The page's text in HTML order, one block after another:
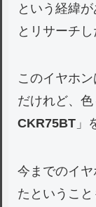
という経緯
とリサーチし
このイヤホ
だけれど、
CKR75BT 」
今までのイ
たというこ